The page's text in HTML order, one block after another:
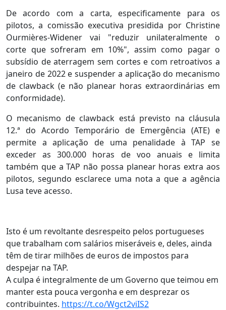
De acordo com a carta, especificamente para os
pilotos, a comissão executiva presidida por Christine
Ourmières-Widener vai "reduzir unilateralmente o
corte que sofreram em 10%", assim como pagar o
subsídio de aterragem sem cortes e com retroativos a
janeiro de 2022 e suspender a aplicação do mecanismo
de clawback (e não planear horas extraordinárias em
conformidade).
O mecanismo de clawback está previsto na cláusula
12.ª do Acordo Temporário de Emergência (ATE) e
permite a aplicação de uma penalidade à TAP se
exceder as 300.000 horas de voo anuais e limita
também que a TAP não possa planear horas extra aos
pilotos, segundo esclarece uma nota a que a agência
Lusa teve acesso.
Isto é um revoltante desrespeito pelos portugueses
que trabalham com salários miseráveis e, deles, ainda
têm de tirar milhões de euros de impostos para
despejar na TAP.
A culpa é integralmente de um Governo que teimou em
manter esta pouca vergonha e em desprezar os
contribuintes. https://t.co/Wgct2viIS2